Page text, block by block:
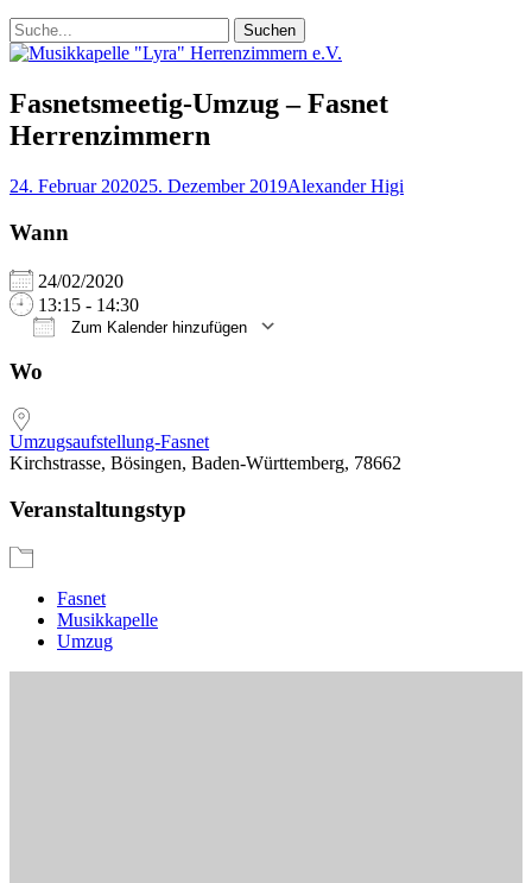
Suchen
Suchen
nach:
Fasnetsmeetig-Umzug – Fasnet
Herrenzimmern
Posted
24. Februar 202025. Dezember 2019Autor
Alexander Higi
Wann
24/02/2020
13:15 - 14:30
Zum Kalender hinzufügen
Wo
Umzugsaufstellung-Fasnet
Kirchstrasse, Bösingen, Baden-Württemberg, 78662
Veranstaltungstyp
Fasnet
Musikkapelle
Umzug